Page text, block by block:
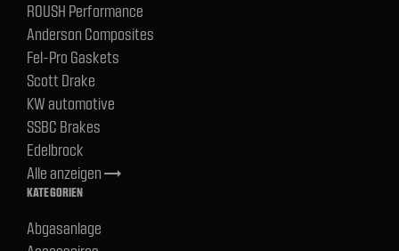
ROUSH Performance
Anderson Composites
Fel-Pro Gaskets
Scott Drake
KW automotive
SSBC Brakes
Edelbrock
Alle anzeigentrending_flat
KATEGORIEN
Abgasanlage